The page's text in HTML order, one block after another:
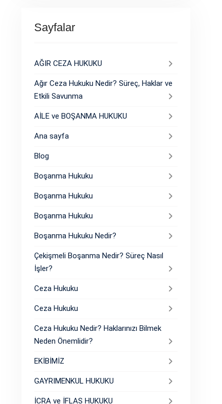
Sayfalar
AĞIR CEZA HUKUKU
Ağır Ceza Hukuku Nedir? Süreç, Haklar ve
Etkili Savunma
AİLE ve BOŞANMA HUKUKU
Ana sayfa
Blog
Boşanma Hukuku
Boşanma Hukuku
Boşanma Hukuku
Boşanma Hukuku Nedir?
Çekişmeli Boşanma Nedir? Süreç Nasıl
İşler?
Ceza Hukuku
Ceza Hukuku
Ceza Hukuku Nedir? Haklarınızı Bilmek
Neden Önemlidir?
EKİBİMİZ
GAYRIMENKUL HUKUKU
İCRA ve İFLAS HUKUKU